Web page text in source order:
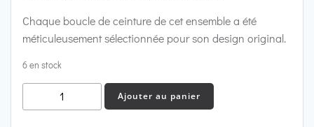
42,00 €.39,00 €.
Chaque boucle de ceinture de cet ensemble a été
méticuleusement sélectionnée pour son design original.
6 en stock
quantité
de
Ajouter au panier